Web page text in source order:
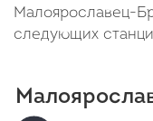
Малоярославец-
следующих